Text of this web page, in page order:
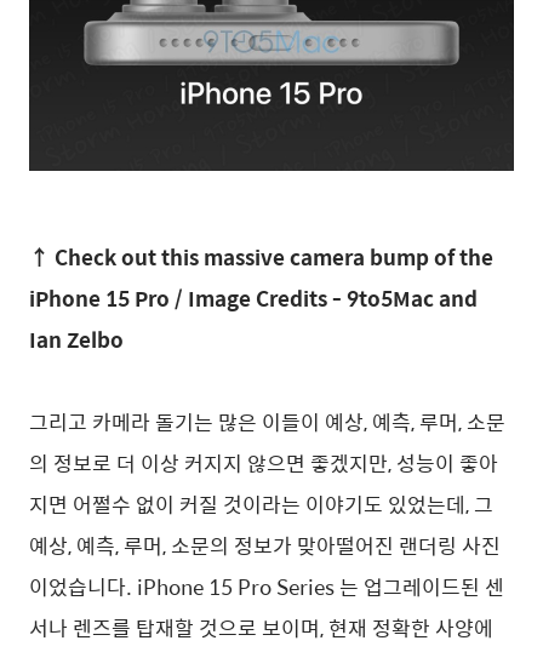
↑ Check out this massive camera bump of the
iPhone 15 Pro / Image Credits - 9to5Mac and
Ian Zelbo
그리고 카메라 돌기는 많은 이들이 예상, 예측, 루머, 소문
의 정보로 더 이상 커지지 않으면 좋겠지만, 성능이 좋아
지면 어쩔수 없이 커질 것이라는 이야기도 있었는데, 그
예상, 예측, 루머, 소문의 정보가 맞아떨어진 랜더링 사진
이었습니다. iPhone 15 Pro Series 는 업그레이드된 센
서나 렌즈를 탑재할 것으로 보이며, 현재 정확한 사양에